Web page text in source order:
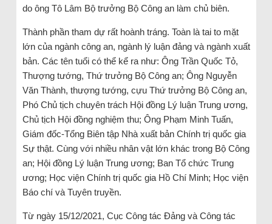
do ông Tô Lâm Bộ trưởng Bộ Công an làm chủ biên.
Thành phần tham dự rất hoành tráng. Toàn là tai to mặt
lớn của ngành công an, ngành lý luận đảng và ngành xuất
bản. Các tên tuổi có thể kể ra như: Ông Trần Quốc Tỏ,
Thượng tướng, Thứ trưởng Bộ Công an; Ông Nguyễn
Văn Thành, thượng tướng, cựu Thứ trưởng Bộ Công an,
Phó Chủ tịch chuyên trách Hội đồng Lý luận Trung ương,
Chủ tịch Hội đồng nghiệm thu; Ông Phạm Minh Tuấn,
Giám đốc-Tổng Biên tập Nhà xuất bản Chính trị quốc gia
Sự thật. Cùng với nhiều nhân vật lớn khác trong Bộ Công
an; Hội đồng Lý luận Trung ương; Ban Tổ chức Trung
ương; Học viện Chính trị quốc gia Hồ Chí Minh; Học viện
Báo chí và Tuyên truyền.
Từ ngày 15/12/2021, Cục Công tác Đảng và Công tác